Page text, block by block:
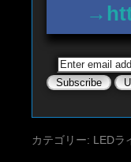
カテゴリー: LEDラ